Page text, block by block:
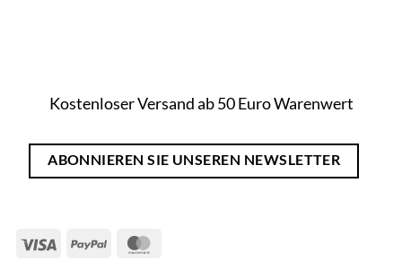
Kostenloser Versand ab 50 Euro Warenwert
ABONNIEREN SIE UNSEREN NEWSLETTER
Visa PayPal